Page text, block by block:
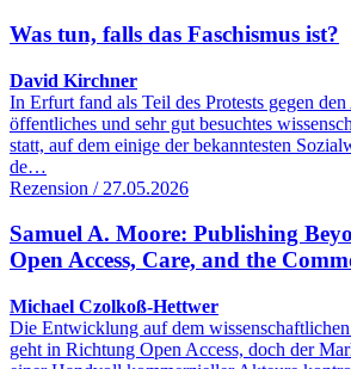
Was tun, falls das Faschismus ist?
David Kirchner
In Erfurt fand als Teil des Protests gegen
öffentliches und sehr gut besuchtes
statt, auf dem einige der bekanntesten
de…
Rezension / 27.05.2026
Samuel A. Moore: Publishing
Open Access, Care, and the
Michael Czolkoß-Hettwer
Die Entwicklung auf dem
geht in Richtung Open Access, doch der